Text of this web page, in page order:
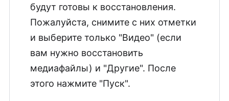
будут готовы к восстановления.
Пожалуйста, снимите с них отметки
и выберите только "Видео" (если
вам нужно восстановить
медиафайлы) и "Другие". После
этого нажмите "Пуск".